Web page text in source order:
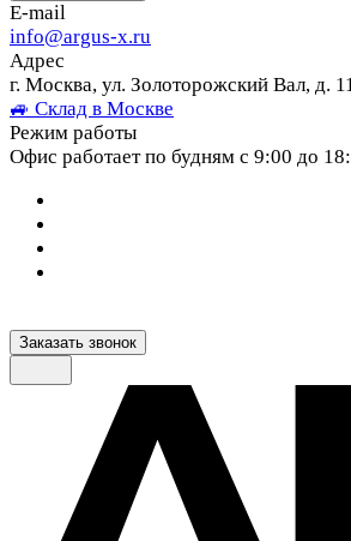
E-mail
info@argus-x.ru
Адрес
г. Москва, ул. Золоторожский Вал, д.
🚙 Склад в Москве
Режим работы
Офис работает по будням с 9:00 до
Заказать звонок